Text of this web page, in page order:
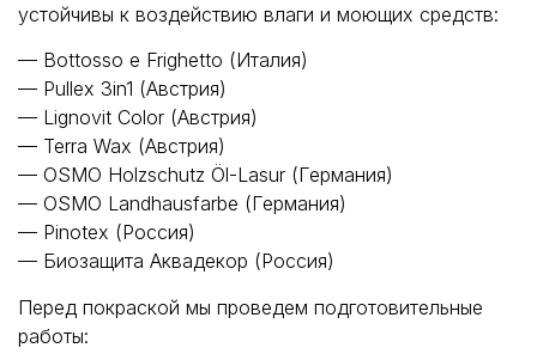
устойчивы к воздействию влаги и моющих средств:
— Bottosso e Frighetto (Италия)
— Pullex 3in1 (Австрия)
— Lignovit Color (Австрия)
— Terra Wax (Австрия)
— OSMO Holzschutz Öl-Lasur (Германия)
— OSMO Landhausfarbe (Германия)
— Pinotex (Россия)
— Биозащита Аквадекор (Россия)
Перед покраской мы проведем подготовительные
работы: